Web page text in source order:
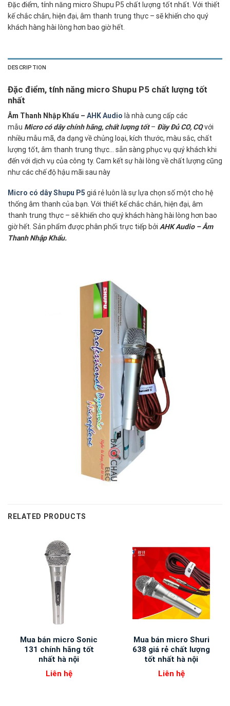
Đặc điểm, tính năng micro Shupu P5 chất lượng tốt nhất. Với thiết
kế chắc chắn, hiện đại, âm thanh trung thực – sẽ khiến cho quý
khách hàng hài lòng hơn bao giờ hết.
DESCRIPTION
Đặc điểm, tính năng micro Shupu P5 chất lượng tốt
nhất
Âm Thanh Nhập Khẩu – AHK Audio là nhà cung cấp các
mẫu Micro có dây chính hãng, chất lượng tốt– Đầy Đủ CO, CQvới
nhiều mẫu mã, đa dạng về chủng loại, kích thước, màu sắc, chất
lượng tốt, âm thanh trung thực… sẵn sàng phục vụ quý khách khi
đến với dịch vụ của công ty. Cam kết sự hài lòng về chất lượng cũng
như các chế độ hậu mãi sau này
Micro có dây Shupu P5 giá rẻ luôn là sự lựa chọn số một cho hệ
thống âm thanh của bạn. Với thiết kế chắc chắn, hiện đại, âm
thanh trung thực – sẽ khiến cho quý khách hàng hài lòng hơn bao
giờ hết. Sản phẩm được phân phối trực tiếp bởi AHK Audio – Âm
Thanh Nhập Khẩu.
RELATED PRODUCTS
Mua bán micro Sonic
131 chính hãng tốt
nhất hà nội
Liên hệ
Mua bán micro Shuri
638 giá rẻ chất lượng
tốt nhất hà nội
Liên hệ